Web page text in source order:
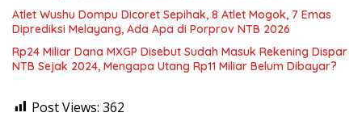
Atlet Wushu Dompu Dicoret Sepihak, 8 Atlet Mogok, 7 Emas
Diprediksi Melayang, Ada Apa di Porprov NTB 2026
Rp24 Miliar Dana MXGP Disebut Sudah Masuk Rekening Dispar
NTB Sejak 2024, Mengapa Utang Rp11 Miliar Belum Dibayar?
Post Views: 362